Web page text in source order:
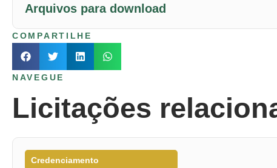
Arquivos para download
COMPARTILHE
NAVEGUE
Licitações
Credenciamento